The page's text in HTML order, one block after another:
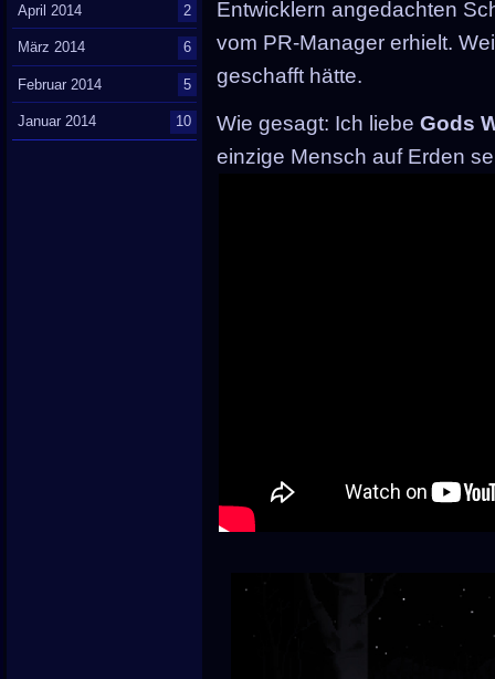
Entwicklern angedachten
vom PR-Manager erhielt.
geschafft hätte.
Wie gesagt: Ich liebeGods
einzige Mensch auf Erden
April 2014 2
März 2014 6
Februar 2014 5
Januar 2014 10